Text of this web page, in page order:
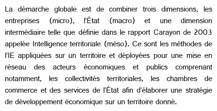
La démarche globale est de combiner trois dimensions, les
entreprises (micro), l’État (macro) et une dimension
intermédiaire telle que définie dans le rapport Carayon de 2003
appelée Intelligence territoriale (méso). Ce sont les méthodes de
l’IE appliquées sur un territoire et déployées pour une mise en
réseau des acteurs économiques et publics comprenant
notamment, les collectivités territoriales, les chambres de
commerce et des services de l’État afin d’élaborer une stratégie
de développement économique sur un territoire donné.